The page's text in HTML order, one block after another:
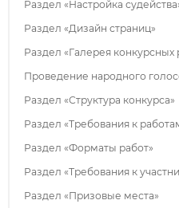
Раздел «Настройка
Раздел «Дизайн страниц»
Раздел «Галерея конкурсных
Проведение народного
Раздел «Структура конкурса»
Раздел «Требования к
Раздел «Форматы работ»
Раздел «Требования к
Раздел «Призовые места»